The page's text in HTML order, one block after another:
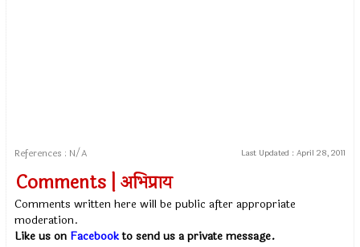
References : N/A Last Updated : April 28, 2011
Comments | अभिप्राय
Comments written here will be public after appropriate
moderation.
Like us on Facebookto send us a private message.